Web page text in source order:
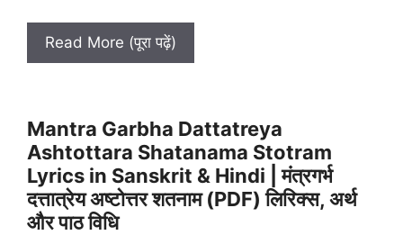
Read More (पूरा पढ़ें)
Mantra Garbha Dattatreya
Ashtottara Shatanama Stotram
Lyrics in Sanskrit & Hindi | मंत्रगर्भ
दत्तात्रेय अष्टोत्तर शतनाम (PDF) लिरिक्स, अर्थ
और पाठ विधि